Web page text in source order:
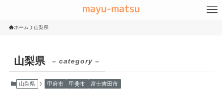
ホーム 山梨県
山梨県 – category –
山梨県 甲府市 甲斐市 富士吉田市